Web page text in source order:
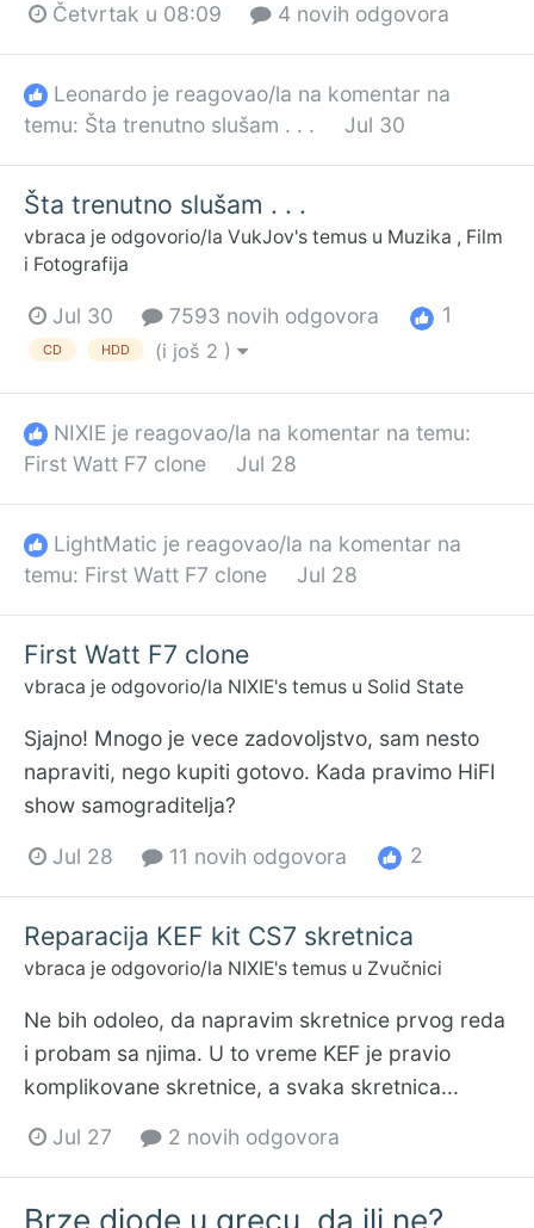
Četvrtak u 08:09 4 novih odgovora
Leonardo je reagovao/la na komentar na
temu: Šta trenutno slušam . . . Jul 30
Šta trenutno slušam . . .
vbraca je odgovorio/la VukJov's temus u Muzika , Film
i Fotografija
Jul 30 7593 novih odgovora 1
CD HDD (i još 2 )
NIXIE je reagovao/la na komentar na temu:
First Watt F7 clone
Jul 28
LightMatic je reagovao/la na komentar na
temu: First Watt F7 clone Jul 28
First Watt F7 clone
vbraca je odgovorio/la NIXIE's temus u Solid State
Sjajno! Mnogo je vece zadovoljstvo, sam nesto
napraviti, nego kupiti gotovo. Kada pravimo HiFI
show samograditelja?
Jul 28 11 novih odgovora 2
Reparacija KEF kit CS7 skretnica
vbraca je odgovorio/la NIXIE's temus u Zvučnici
Ne bih odoleo, da napravim skretnice prvog reda
i probam sa njima. U to vreme KEF je pravio
komplikovane skretnice, a svaka skretnica...
Jul 27 2 novih odgovora